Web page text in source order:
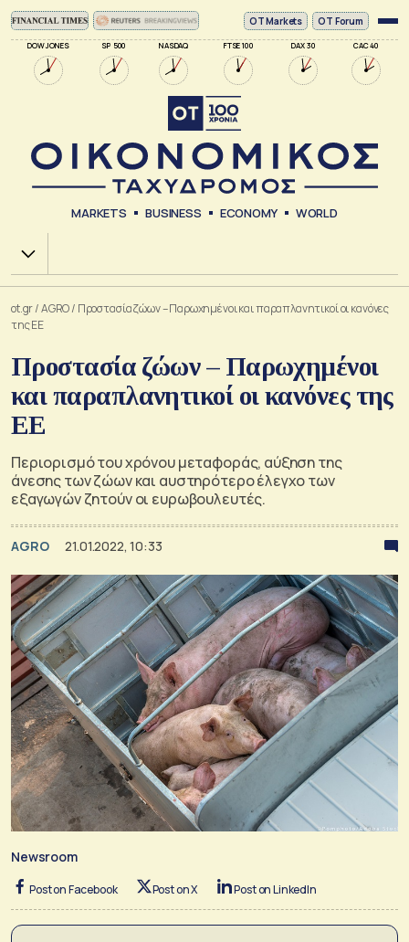
DOW JONES SP 500 NASDAQ FTSE 100 DAX 30 CAC 40
ΟΤ Markets OT Forum
MARKETS BUSINESS ECONOMY WORLD
Χ.Α.
ot.gr/AGRO/ Προστασία ζώων – Παρωχημένοι και παραπλανητικοί οι κανόνες
της ΕΕ
Προστασία ζώων – Παρωχημένοι
και παραπλανητικοί οι κανόνες της
ΕΕ
Περιορισμό του χρόνου μεταφοράς, αύξηση της
άνεσης των ζώων και αυστηρότερο έλεγχο των
εξαγωγών ζητούν οι ευρωβουλευτές.
AGRO 21.01.2022, 10:33
Newsroom
Post on Facebook Post on X Post on LinkedIn